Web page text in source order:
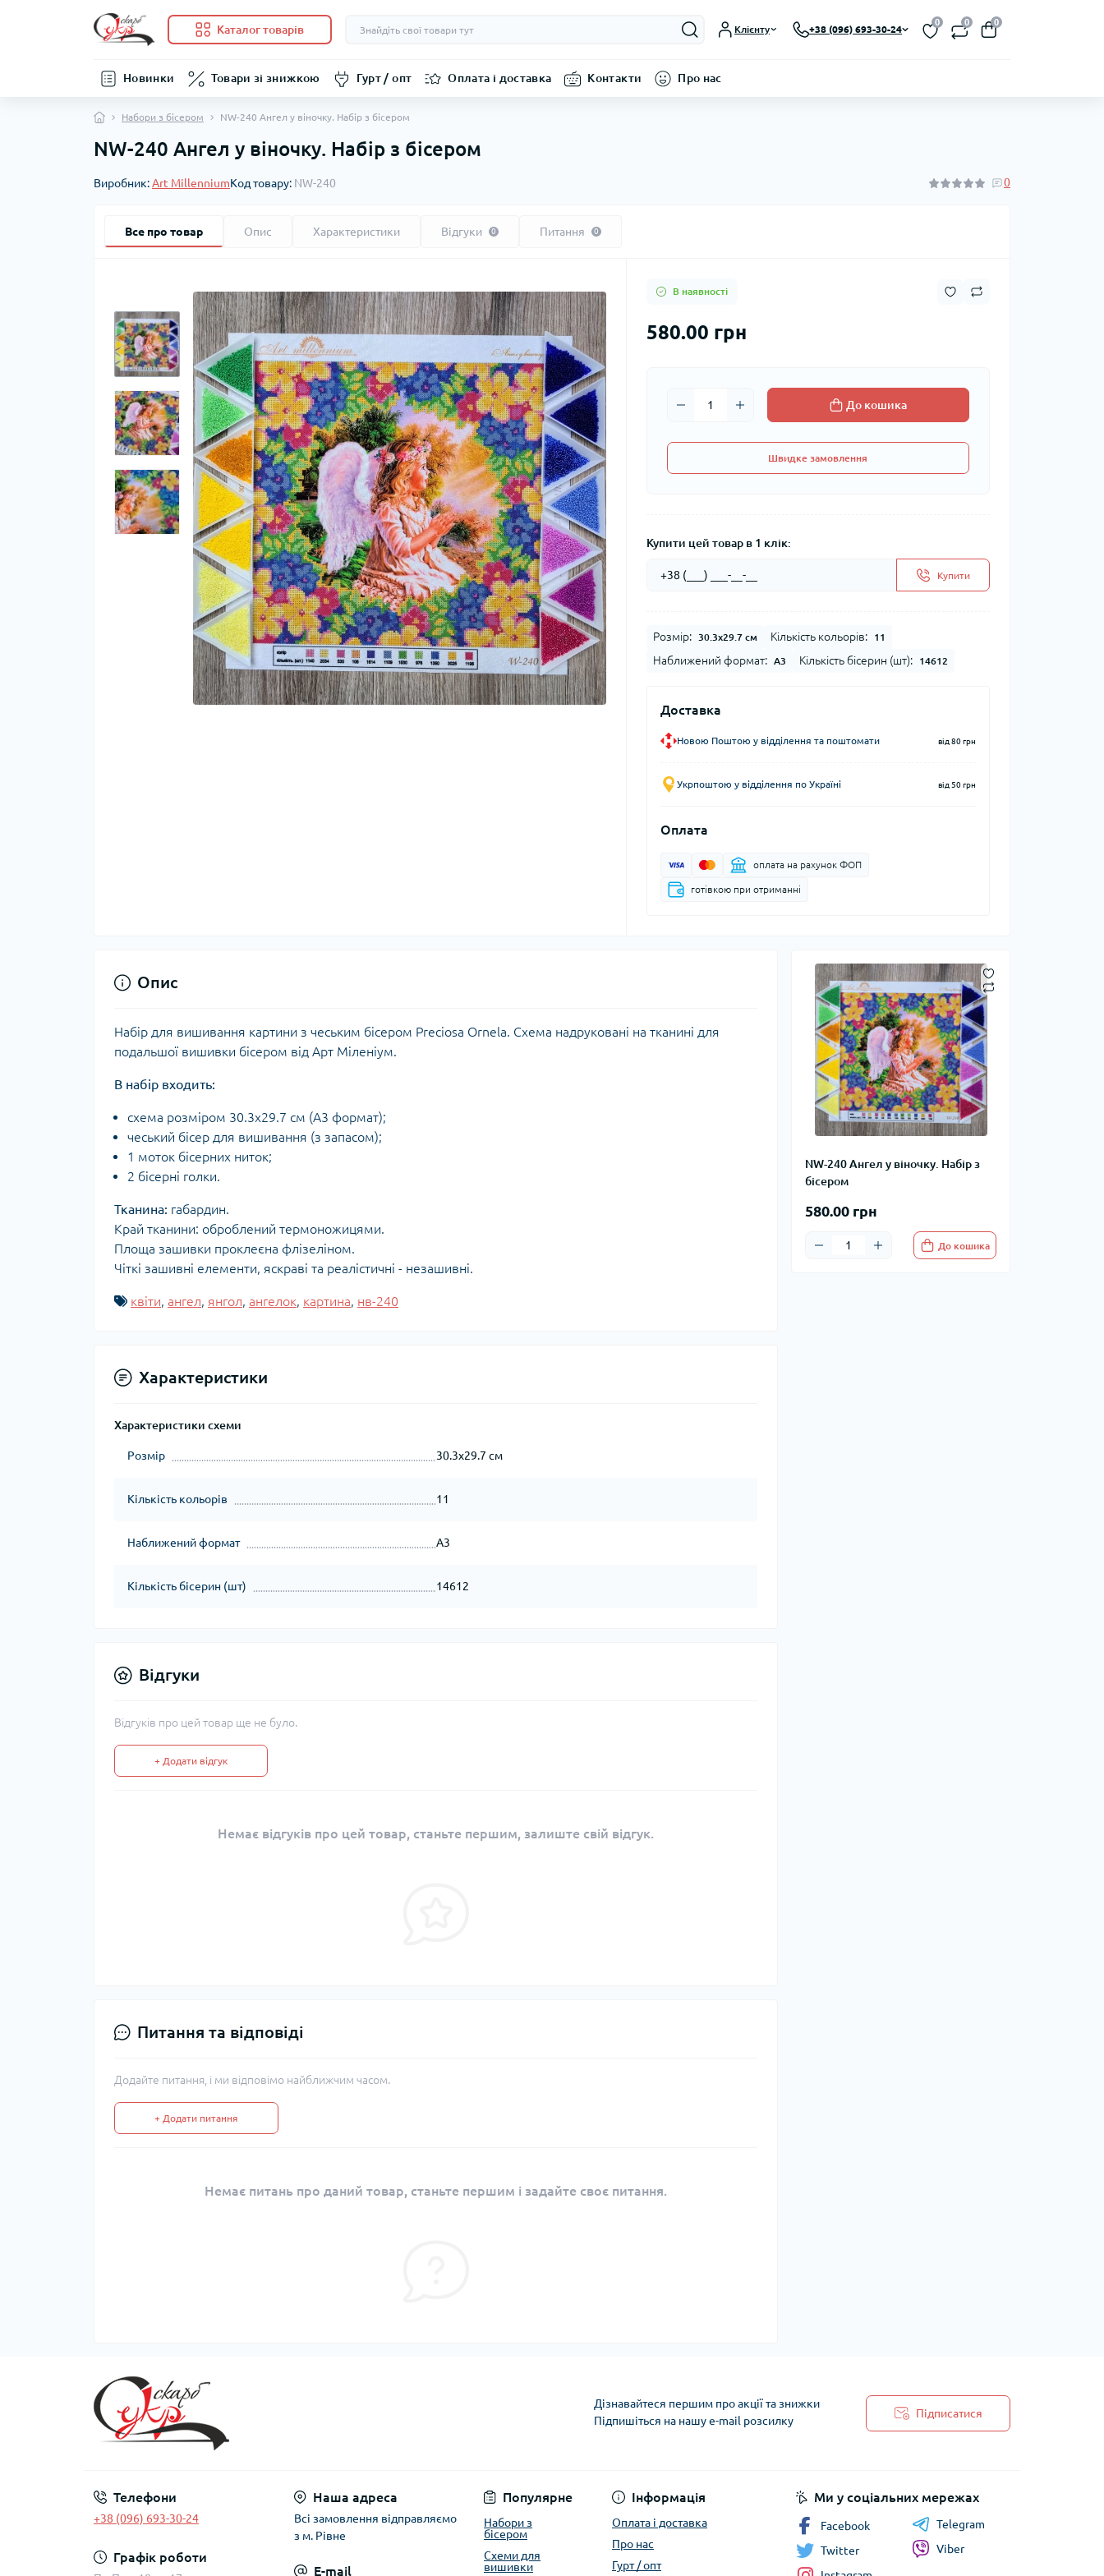
Каталог товарів Клієнту +38 (096) 693-30-24
0 0 0
Новинки Товари зі знижкою Гурт / опт Оплата і доставка Контакти Про нас
Набори з бісером NW-240 Ангел у віночку. Набір з бісером
NW-240 Ангел у віночку. Набір з бісером
Виробник:Art MillenniumКод товару: NW-240 0
Все про товар Опис Характеристики Відгуки 0 Питання 0
В наявності
580.00 грн
До кошика
Швидке замовлення
Купити цей товар в 1 клік:
Купити
Розмір: 30.3x29.7 см Кількість кольорів: 11
Наближений формат: А3 Кількість бісерин (шт): 14612
Доставка
Новою Поштою у відділення та поштомати від 80 грн
Укрпоштою у відділення по Україні від 50 грн
Оплата
оплата на рахунок ФОП
готівкою при отриманні
NW-240 Ангел у віночку. Набір з
бісером
580.00 грн
До кошика
Опис
Набір для вишивання картини з чеським бісером Preciosa Ornela. Схема надруковані на тканині для
подальшої вишивки бісером від Арт Міленіум.
В набір входить:
схема розміром 30.3х29.7 см (А3 формат);
чеський бісер для вишивання (з запасом);
1 моток бісерних ниток;
2 бісерні голки.
Тканина: габардин.
Край тканини: оброблений термоножицями.
Площа зашивки проклеєна флізеліном.
Чіткі зашивні елементи, яскраві та реалістичні - незашивні.
квіти, ангел, янгол, ангелок, картина, нв-240
Характеристики
Характеристики схеми
Розмір 30.3x29.7 см
Кількість кольорів 11
Наближений формат А3
Кількість бісерин (шт) 14612
Відгуки
Відгуків про цей товар ще не було.
+ Додати відгук
Немає відгуків про цей товар, станьте першим, залиште свій відгук.
Питання та відповіді
Додайте питання, і ми відповімо найближчим часом.
+ Додати питання
Немає питань про даний товар, станьте першим і задайте своє питання.
Дізнавайтеся першим про акції та знижки
Підпишіться на нашу e-mail розсилку
Підписатися
Телефони
+38 (096) 693-30-24
Графік роботи
Наша адреса
Всі замовлення відправляємо
з м. Рівне
E-mail
Популярне
Набори з
бісером
Схеми для
вишивки
Інформація
Оплата і доставка
Про нас
Гурт / опт
Ми у соціальних мережах
Facebook
Twitter
Telegram
Viber